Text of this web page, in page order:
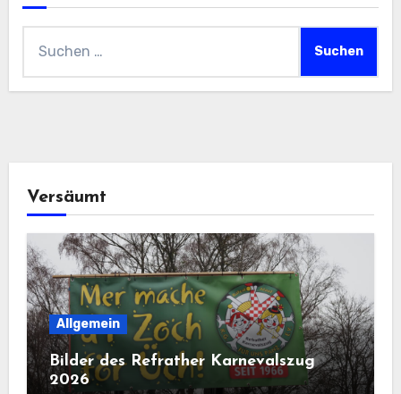
nach:
Versäumt
Allgemein
Bilder des Refrather Karnevalszug
2026